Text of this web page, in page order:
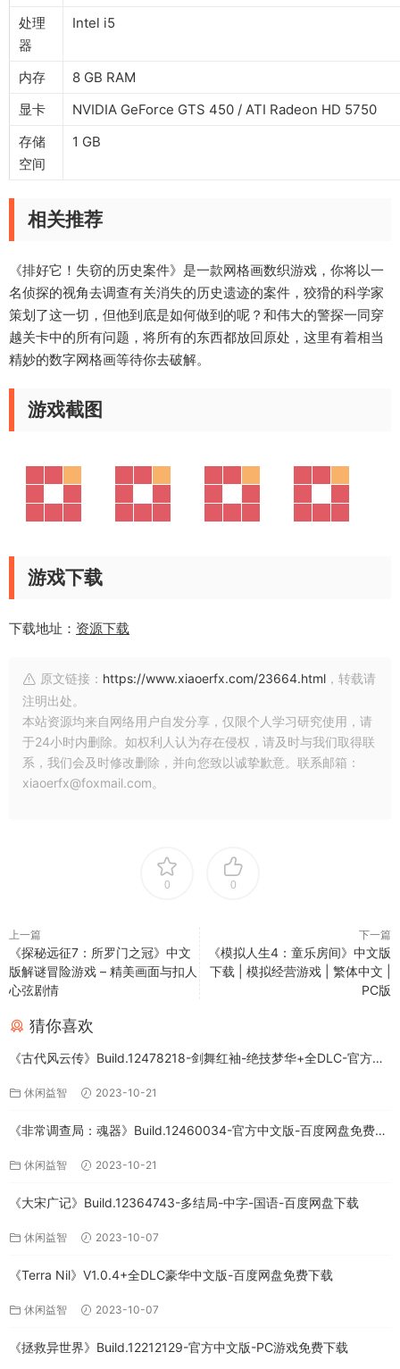
处理
器
Intel i5
内存
8 GB RAM
显卡
NVIDIA GeForce GTS 450 / ATI Radeon HD 5750
存储
空间
1 GB
相关推荐
《排好它！失窃的历史案件》是一款网格画数织游戏，你将以一
名侦探的视角去调查有关消失的历史遗迹的案件，狡猾的科学家
策划了这一切，但他到底是如何做到的呢？和伟大的警探一同穿
越关卡中的所有问题，将所有的东西都放回原处，这里有着相当
精妙的数字网格画等待你去破解。
游戏截图
游戏下载
下载地址： 资源下载
原文链接： https://www.xiaoerfx.com/23664.html ，转载请
注明出处。
本站资源均来自网络用户自发分享，仅限个人学习研究使用，请
于24小时内删除。如权利人认为存在侵权，请及时与我们取得联
系，我们会及时修改删除，并向您致以诚挚歉意。联系邮箱：
xiaoerfx@foxmail.com。
0 0
上一篇
《探秘远征7：所罗门之冠》中文
版解谜冒险游戏 – 精美画面与扣人
心弦剧情
下一篇
《模拟人生4：童乐房间》中文版
下载 | 模拟经营游戏 | 繁体中文 |
PC版
猜你喜欢
《古代风云传》Build.12478218-剑舞红袖-绝技梦华+全DLC-官方中
休闲益智 2023-10-21
《非常调查局：魂器》Build.12460034-官方中文版-百度网盘免费下
休闲益智 2023-10-21
《大宋广记》Build.12364743-多结局-中字-国语-百度网盘下载
休闲益智 2023-10-07
《Terra Nil》V1.0.4+全DLC豪华中文版-百度网盘免费下载
休闲益智 2023-10-07
《拯救异世界》Build.12212129-官方中文版-PC游戏免费下载